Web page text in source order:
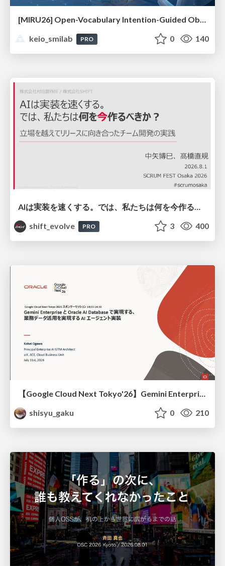
[MIRU26] Open-Vocabulary Intention-Guided Object Detection in Diverse Scenes
keio_smilab
PRO 0 140
shift_evolve
PRO 3 400
【Google Cloud Next Tokyo'26】Gemini Enterprise と Oracle AI Database で実現する、 業務データ活用を実現する AI エージェント実装
shisyu_gaku
0 210